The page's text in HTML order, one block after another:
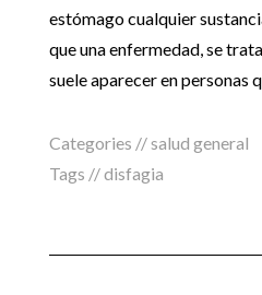
estómago cualquier
que una enfermedad, se
suele aparecer en personas
Categories //salud general
Tags //disfagia